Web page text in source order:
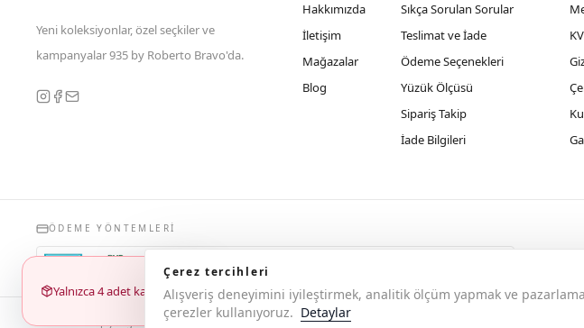
Yalnızca 4 adet kaldı
Yeni koleksiyonlar, özel seçkiler ve
kampanyalar 935 by Roberto Bravo'da.
Hakkımızda
İletişim
Mağazalar
Blog
Sıkça Sorulan Sorular
Teslimat ve İade
Ödeme Seçenekleri
Yüzük Ölçüsü
Sipariş Takip
İade Bilgileri
ÖDEME YÖNTEMLERI
© 2026 Copyright 935 by Roberto Bravo
Çerez tercihleri
Alışveriş deneyimini iyileştirmek, analitik ölçüm yapmak ve
çerezler kullanıyoruz. Detaylar